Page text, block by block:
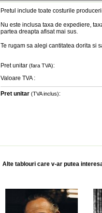
Pretul include toate costurile
Nu este inclusa taxa de expediere,
partea dreapta afisat mai sus.
Te rugam sa alegi cantitatea dorita si
Pret unitar (fara TVA):
Valoare TVA :
Pret unitar (TVA inclus):
Alte tablouri care v-ar putea